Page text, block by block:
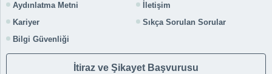
Aydınlatma Metni
İletişim
Kariyer
Sıkça Sorulan Sorular
Bilgi Güvenliği
İtiraz ve Şikayet Başvurusu